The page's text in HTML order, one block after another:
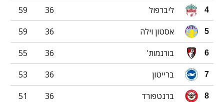
4 ליברפול 36
59
5 אסטון וילה 36
59
6 בורנמות' 36
55
7 ברייטון 36
53
8 ברנטפורד 36
51